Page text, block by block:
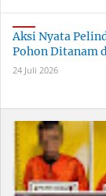
Aksi Nyata
Pohon Ditanam
24 Juli 2026